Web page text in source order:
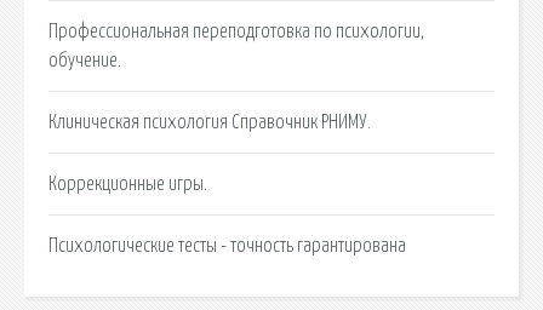
Профессиональная переподготовка по психологии,
обучение.
Клиническая психология Справочник РНИМУ.
Коррекционные игры.
Психологические тесты - точность гарантирована